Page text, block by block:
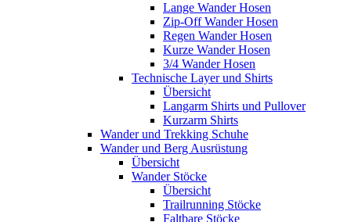
Lange Wander Hosen
Zip-Off Wander Hosen
Regen Wander Hosen
Kurze Wander Hosen
3/4 Wander Hosen
Technische Layer und Shirts
Übersicht
Langarm Shirts und Pullover
Kurzarm Shirts
Wander und Trekking Schuhe
Wander und Berg Ausrüstung
Übersicht
Wander Stöcke
Übersicht
Trailrunning Stöcke
Faltbare Stöcke